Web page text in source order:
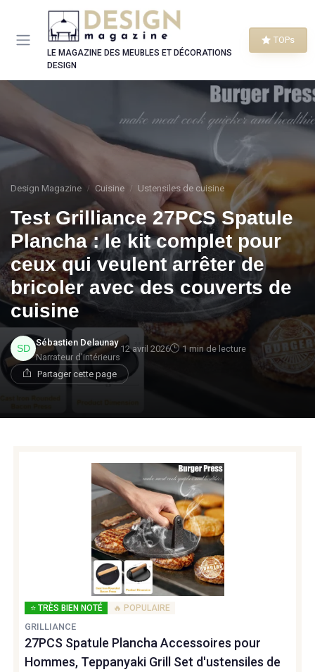
LE MAGAZINE DES MEUBLES ET DÉCORATIONS
DESIGN
TOPs
Design Magazine Cuisine Ustensiles de cuisine
Test Grilliance 27PCS Spatule
Plancha : le kit complet pour
ceux qui veulent arrêter de
bricoler avec des couverts de
cuisine
Sébastien Delaunay
Narrateur d'intérieurs
12 avril 2026 1 min de lecture
Partager cette page
⭐ TRÈS BIEN NOTÉ 🔥 POPULAIRE
GRILLIANCE
27PCS Spatule Plancha Accessoires pour
Hommes, Teppanyaki Grill Set d'ustensiles de
Panneau de gestion des cookies